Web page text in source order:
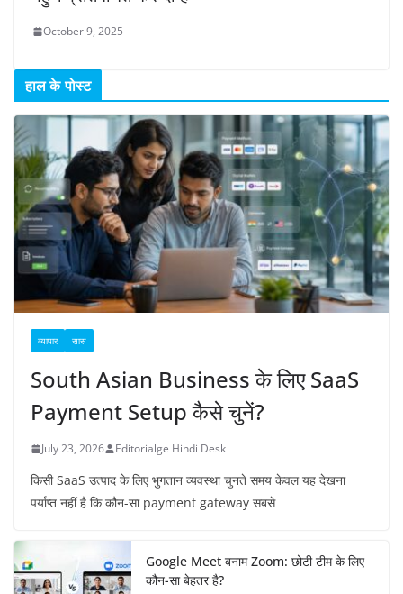
October 9, 2025
हाल के पोस्ट
व्यापार सास
South Asian Business के लिए SaaS
Payment Setup कैसे चुनें?
July 23, 2026 Editorialge Hindi Desk
किसी SaaS उत्पाद के लिए भुगतान व्यवस्था चुनते समय केवल यह देखना
पर्याप्त नहीं है कि कौन-सा payment gateway सबसे
Google Meet बनाम Zoom: छोटी टीम के लिए
कौन-सा बेहतर है?